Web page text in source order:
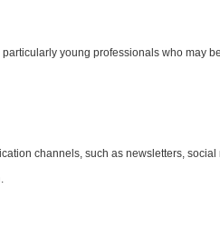
young professionals who may
channels, such as newsletters,